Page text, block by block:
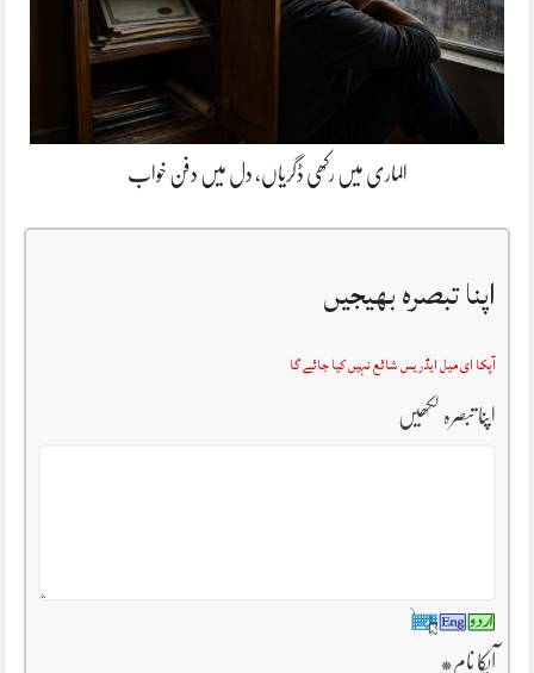
الماری میں رکھی ڈگریاں، دل میں دفن خواب
اپنا تبصرہ بھیجیں
آپکا ای میل ایڈریس شائع نہیں کیا جائے گا
اپنا تبصرہ لکھیں
آپکا نام*